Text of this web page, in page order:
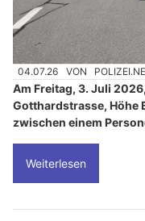
04.07.26 VON
Am Freitag, 3. Juli
Gotthardstrasse, Höhe
zwischen einem
Weiterlesen